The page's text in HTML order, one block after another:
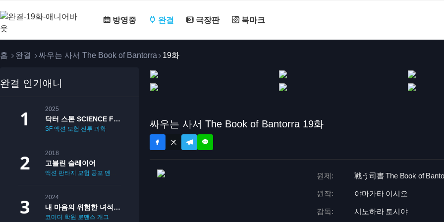
방영중 완결 극장판 북마크
홈 완결 싸우는 사서 The Book of Bantorra 19화
완결 인기애니
2025
닥터 스톤 SCIENCE FUTURE
SF 액션 모험 전투 과학
2018
고블린 슬레이어
액션 판타지 모험 공포 멘붕
2024
내 마음의 위험한 녀석 2기
코미디 학원 로맨스 개그
싸우는 사서 The Book of Bantorra 19화
원제: 戦う司書 The Book of
원작: 야마가타 이시오
감독: 시노하라 토시야